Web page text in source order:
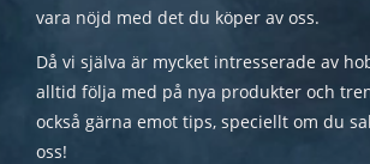
vara nöjd med det du köper av oss.
Då vi själva är mycket intresserade av
alltid följa med på nya produkter och
också gärna emot tips, speciellt om du
oss!